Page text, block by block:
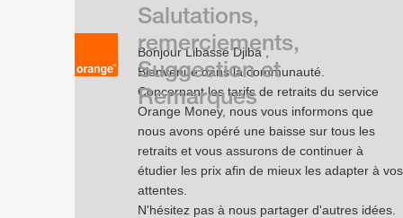
Bonjour Libasse Djiba ,
Bienvenue dans la communauté.
Concernant les tarifs de retraits du service
Orange Money, nous vous informons que
nous avons opéré une baisse sur tous les
retraits et vous assurons de continuer à
étudier les prix afin de mieux les adapter à vos
attentes.
N'hésitez pas à nous partager d'autres idées.
Salutations,
remerciements,
Suggestion et
Remarques